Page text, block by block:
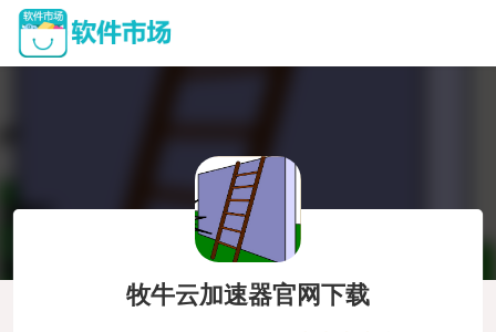
牧牛云加速器官网下载